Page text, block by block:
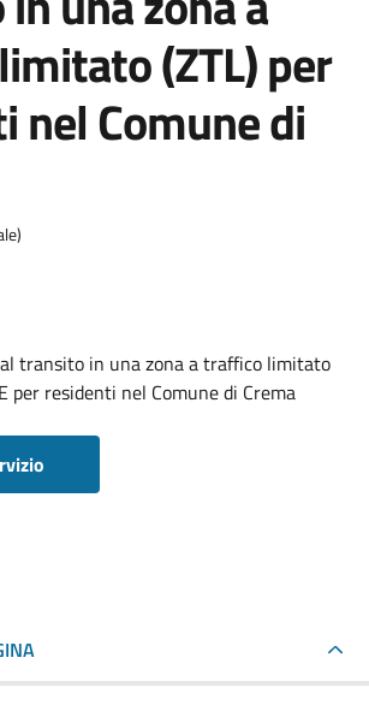
(ZTL) per
nel Comune di
transito in una zona a traffico limitato
per residenti nel Comune di Crema